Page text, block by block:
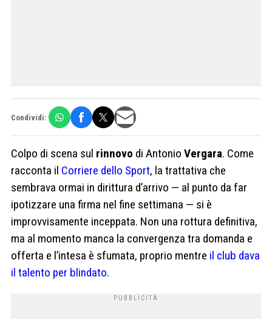
Condividi:
Colpo di scena sul rinnovo di Antonio Vergara. Come
racconta il Corriere dello Sport, la trattativa che
sembrava ormai in dirittura d’arrivo — al punto da far
ipotizzare una firma nel fine settimana — si è
improvvisamente inceppata. Non una rottura definitiva,
ma al momento manca la convergenza tra domanda e
offerta e l’intesa è sfumata, proprio mentre il club dava
il talento per blindato.